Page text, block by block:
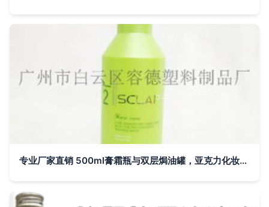
专业厂家直销 500ml膏霜瓶与双层焗油罐，亚克力化妆品包装解决方案